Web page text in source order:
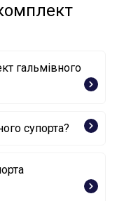
гальмівного
супорта?